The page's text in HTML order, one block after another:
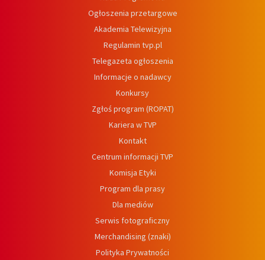
Ogłoszenia przetargowe
Akademia Telewizyjna
Regulamin tvp.pl
Telegazeta ogłoszenia
Informacje o nadawcy
Konkursy
Zgłoś program (ROPAT)
Kariera w TVP
Kontakt
Centrum informacji TVP
Komisja Etyki
Program dla prasy
Dla mediów
Serwis fotograficzny
Merchandising (znaki)
Polityka Prywatności